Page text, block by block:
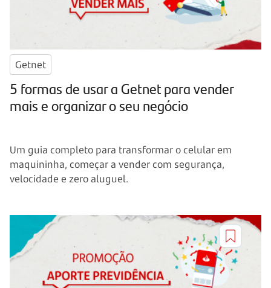
Getnet
5 formas de usar a Getnet para vender
mais e organizar o seu negócio
Um guia completo para transformar o celular em
maquininha, começar a vender com segurança,
velocidade e zero aluguel.